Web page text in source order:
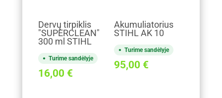
Dervų tirpiklis
"SUPERCLEAN"
300 ml STIHL
Turime sandėlyje
16,00 €
Akumuliatorius
STIHL AK 10
Turime sandėlyje
95,00 €